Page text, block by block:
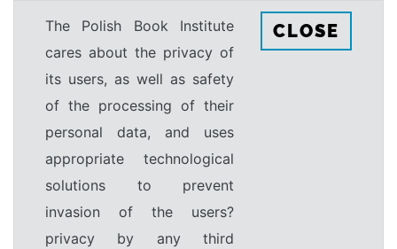
The Polish Book Institute
cares about the privacy of
its users, as well as safety
of the processing of their
personal data, and uses
appropriate technological
solutions to prevent
invasion of the users?
privacy by any third
CLOSE